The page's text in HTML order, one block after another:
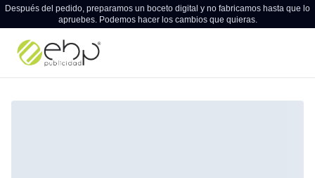
Después del pedido, preparamos un boceto digital y no fabricamos hasta que lo
apruebes. Podemos hacer los cambios que quieras.